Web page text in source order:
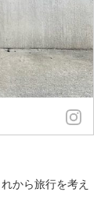
から旅行を考え